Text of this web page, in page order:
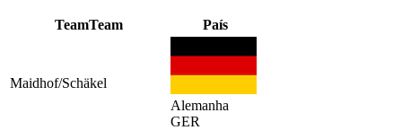
TeamTeam País
Maidhof/Schäkel
Alemanha
GER